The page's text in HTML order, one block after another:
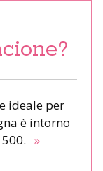
ideale per
è intorno
»